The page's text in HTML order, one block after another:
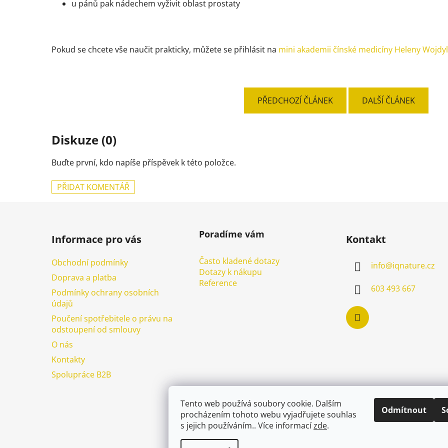
Tento web používá soubory cookie. Dalším
procházením tohoto webu vyjadřujete souhlas
s jejich používáním.. Více informacízde.
Odmítnout
u pánů pak nádechem vyživit oblast prostaty
Pokud se chcete vše naučit prakticky, můžete se přihlásit na mini akademii čínské medicíny Heleny
PŘEDCHOZÍ ČLÁNEK DALŠÍ ČLÁNEK
Diskuze (0)
Buďte první, kdo napíše příspěvek k této položce.
PŘIDAT KOMENTÁŘ
Informace pro vás
Obchodní podmínky
Doprava a platba
Podmínky ochrany osobních
údajů
Poučení spotřebitele o právu na
odstoupení od smlouvy
O nás
Kontakty
Spolupráce B2B
Poradíme vám
Často kladené dotazy
Dotazy k nákupu
Reference
Kontakt
info@iqnature.cz
603 493 667